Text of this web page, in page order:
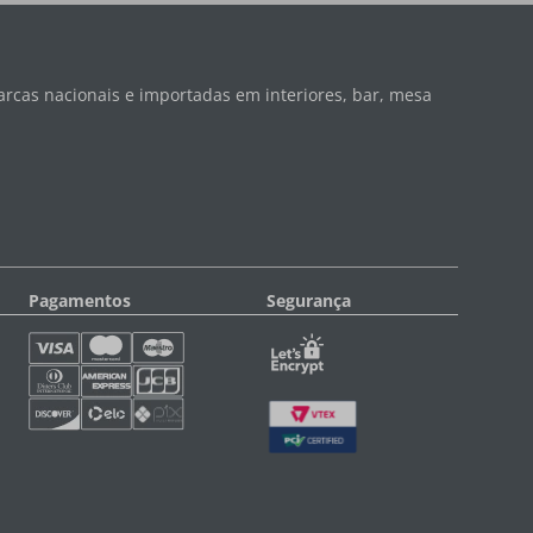
nacionais e importadas em interiores, bar, mesa
Pagamentos Segurança